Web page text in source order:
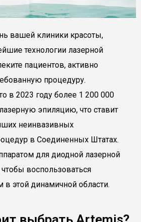
вашей клиники красоты,
технологии лазерной
пациентов, активно
процедуру.
в 2023 году более 1 200 000
эпиляцию, что ставит
неинвазивных
в Соединенных Штатах.
для диодной лазерной
воспользоваться
в этой динамичной области.